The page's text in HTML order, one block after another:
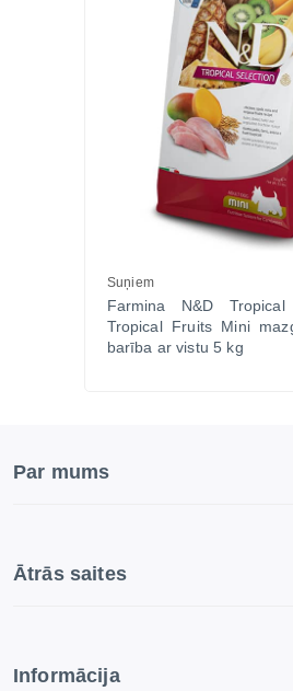
Suņiem
Farmina N&D
Tropical Fruits Mini
barība ar vistu 5 kg
Par mums
Ātrās saites
Informācija